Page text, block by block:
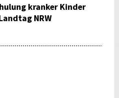
kranker Kinder
NRW